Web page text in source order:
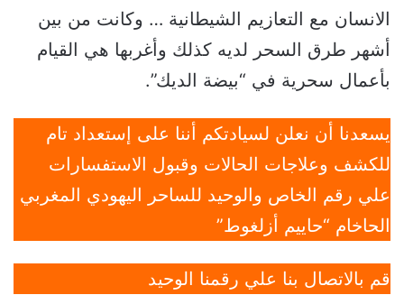
الانسان مع التعازيم الشيطانية … وكانت من بين
أشهر طرق السحر لديه كذلك وأغربها هي القيام
بأعمال سحرية في “بيضة الديك”.
يسعدنا أن نعلن لسيادتكم أننا على إستعداد تام
للكشف وعلاجات الحالات وقبول الاستفسارات
علي رقم الخاص والوحيد للساحر اليهودي المغربي
الحاخام “حاييم أزلغوط”
قم بالاتصال بنا علي رقمنا الوحيد